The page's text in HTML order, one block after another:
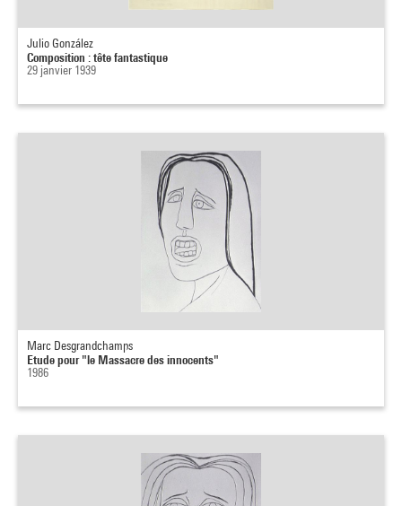
Julio González
Composition : tête fantastique
29 janvier 1939
Marc Desgrandchamps
Etude pour "le Massacre des innocents"
1986